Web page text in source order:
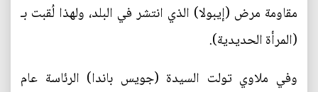
مقاومة مرض (إيبولا) الذي انتشر في البلد، ولهذا لُقبت بـ
(المرأة الحديدية).
وفي ملاوي تولت السيدة (جويس باندا) الرئاسة عام